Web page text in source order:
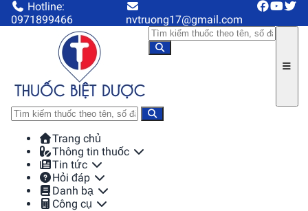
Hotline:
0971899466
nvtruong17@gmail.com
Trang chủ
Thông tin thuốc
Tin tức
Hỏi đáp
Danh bạ
Công cụ